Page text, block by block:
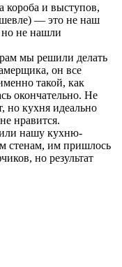
короба и выступов,
— это не наш
не нашли
мы решили делать
он все
такой, как
окончательно. Не
но кухня идеально
нравится.
нашу кухню-
стенам, им пришлось
но результат